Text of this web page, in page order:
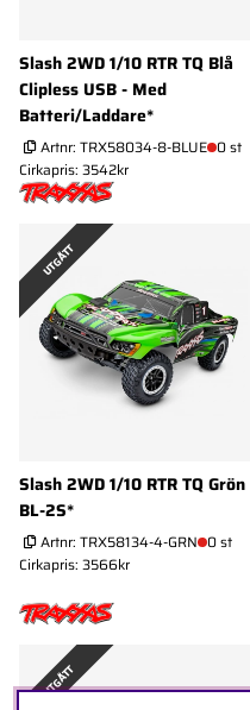
Slash 2WD 1/10 RTR TQ Blå
Clipless USB - Med
Batteri/Laddare*
Artnr: TRX58034-8-BLUE 0 st
Cirkapris: 3542kr
UTGÅTT
Slash 2WD 1/10 RTR TQ Grön
BL-2S*
Artnr: TRX58134-4-GRN 0 st
Cirkapris: 3566kr
UTGÅTT